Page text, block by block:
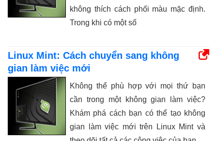
không thích cách phối màu mặc định.
Trong khi có một số
Linux Mint: Cách chuyển sang không
gian làm việc mới
Không thể phù hợp với mọi thứ bạn
cần trong một không gian làm việc?
Khám phá cách bạn có thể tạo không
gian làm việc mới trên Linux Mint và